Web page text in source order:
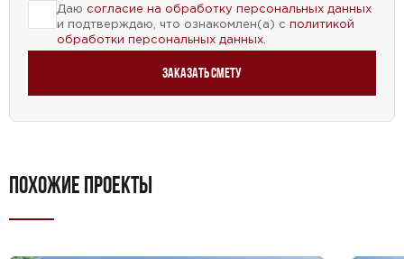
Даю согласие на обработку персональных данных
и подтверждаю, что ознакомлен(а) с политикой
обработки персональных данных
Заказать смету
ПОХОЖИЕ ПРОЕКТЫ